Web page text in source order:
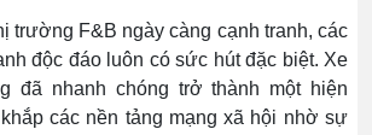
trường F&B ngày càng cạnh tranh, các
độc đáo luôn có sức hút đặc biệt. Xe
đã nhanh chóng trở thành một hiện
khắp các nền tảng mạng xã hội nhờ sự